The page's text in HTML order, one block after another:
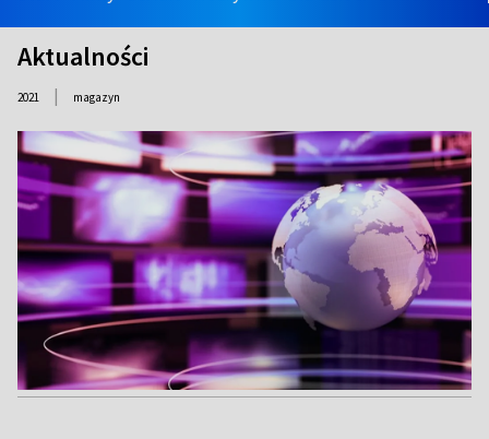
Aktualności
2021 | magazyn